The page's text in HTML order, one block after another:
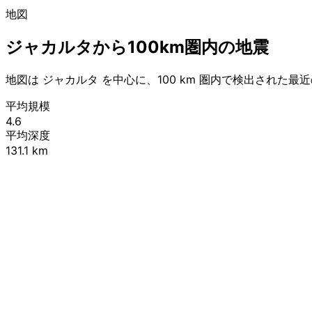
地図
ジャカルタから100km圏内の地震
地図は ジャカルタ を中心に、100 km 圏内で検出された最近
平均規模
4.6
平均深度
131.1 km